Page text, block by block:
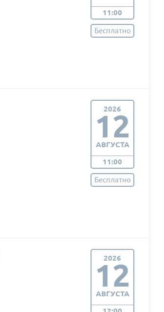
11:00
Бесплатно
2026
12
АВГУСТА
11:00
Бесплатно
2026
12
АВГУСТА